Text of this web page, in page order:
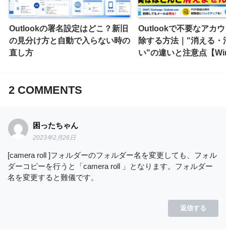
Outlookの署名設定はどこ？新旧
の見分け方と自動で入らない時の
直し方
Outlookで不要なアカ
除する方法｜"消える・
い"の違いと注意点【
2COMMENTS
困ったちゃん
2023年2月26日
[camera roll ]フォルダーのフォルダー名を変更しても、フォル
ダーコピーを行うと「camera roll 」となります。フォルダー
名を変更すると難儀です。
返信する